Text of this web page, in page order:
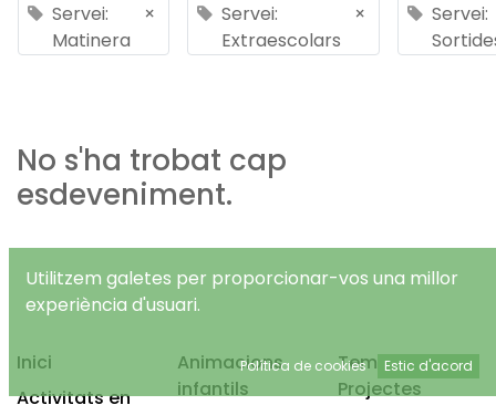
Servei:
Matinera
×
Servei:
Extraescolars
×
Servei:
No s'ha trobat cap
esdeveniment.
Inici
Activitats en
Animacions
infantils
Temps Lliure
Projectes
Utilitzem galetes per proporcionar-vos una millor
experiència d'usuari.
Política de cookies Estic d'acord